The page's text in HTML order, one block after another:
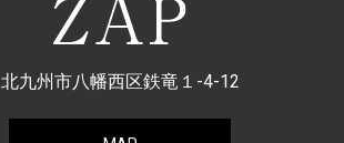
北九州市八幡西区鉄竜１-4-12